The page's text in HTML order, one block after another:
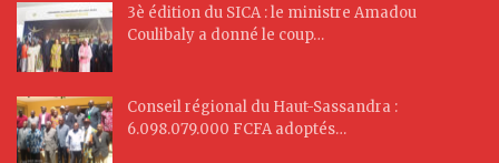
3è édition du SICA : le ministre Amadou
Coulibaly a donné le coup…
Conseil régional du Haut-Sassandra :
6.098.079.000 FCFA adoptés…